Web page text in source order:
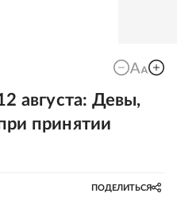
августа: Девы,
принятии
ПОДЕЛИТЬСЯ